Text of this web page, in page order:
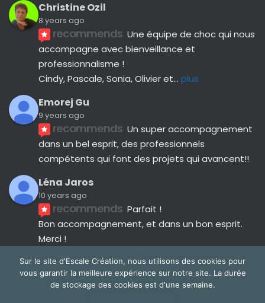
Christine Ozil
8 years ago
recommends Une équipe de choc qui nous
accompagne avec bienveillance et
professionnalisme !
Cindy, Pascale, Sonia, Olivier et... plus
Emorej Gu
9 years ago
recommends Un super accompagnement
dans un bel esprit, des professionnels
compétents qui font des projets qui avancent!!
Léna Jaros
10 years ago
recommends Parfait !
Bon accompagnement, et dans un bon esprit.
Merci !
Avis suivants
Sur le site d'Escale Création, nous utilisons des cookies pour
vous garantir la meilleure expérience sur notre site. La durée
de stockage des cookies est d'une semaine.